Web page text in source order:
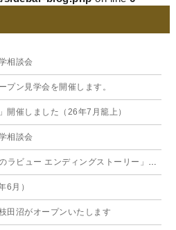
相談会
プン見学会を開催します。
開催しました（26年7月籠上）
相談会
ングストーリー」に弊社スタッフが出演いたしました（26年6月）
月）
田沼がオープンいたします